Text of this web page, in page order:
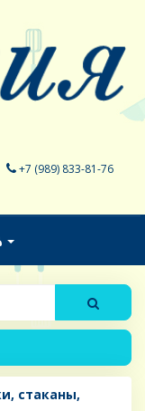
+7 (989) 833-81-76
стаканы,